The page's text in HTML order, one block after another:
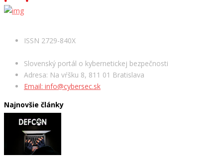
ISSN 2729-840X
Slovenský portál o kybernetickej bezpečnosti
Adresa: Na vŕšku 8, 811 01 Bratislava
Email: info@cybersec.sk
Najnovšie články